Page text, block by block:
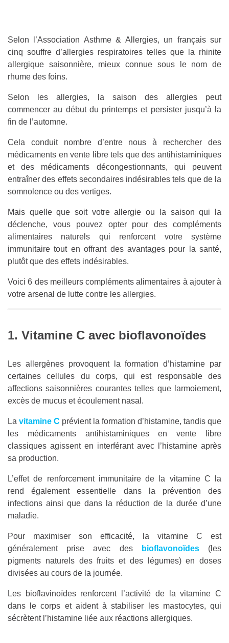
Selon l’Association Asthme & Allergies, un français sur
cinq souffre d’allergies respiratoires telles que la rhinite
allergique saisonnière, mieux connue sous le nom de
rhume des foins.
Selon les allergies, la saison des allergies peut
commencer au début du printemps et persister jusqu’à la
fin de l’automne.
Cela conduit nombre d’entre nous à rechercher des
médicaments en vente libre tels que des antihistaminiques
et des médicaments décongestionnants, qui peuvent
entraîner des effets secondaires indésirables tels que de la
somnolence ou des vertiges.
Mais quelle que soit votre allergie ou la saison qui la
déclenche, vous pouvez opter pour des compléments
alimentaires naturels qui renforcent votre système
immunitaire tout en offrant des avantages pour la santé,
plutôt que des effets indésirables.
Voici 6 des meilleurs compléments alimentaires à ajouter à
votre arsenal de lutte contre les allergies.
1. Vitamine C avec bioflavonoïdes
Les allergènes provoquent la formation d’histamine par
certaines cellules du corps, qui est responsable des
affections saisonnières courantes telles que larmoiement,
excès de mucus et écoulement nasal.
La vitamine C prévient la formation d’histamine, tandis que
les médicaments antihistaminiques en vente libre
classiques agissent en interférant avec l’histamine après
sa production.
L’effet de renforcement immunitaire de la vitamine C la
rend également essentielle dans la prévention des
infections ainsi que dans la réduction de la durée d’une
maladie.
Pour maximiser son efficacité, la vitamine C est
généralement prise avec des
bioflavonoïdes(les
pigments naturels des fruits et des légumes) en doses
divisées au cours de la journée.
Les bioflavinoïdes renforcent l’activité de la vitamine C
dans le corps et aident à stabiliser les mastocytes, qui
sécrètent l’histamine liée aux réactions allergiques.